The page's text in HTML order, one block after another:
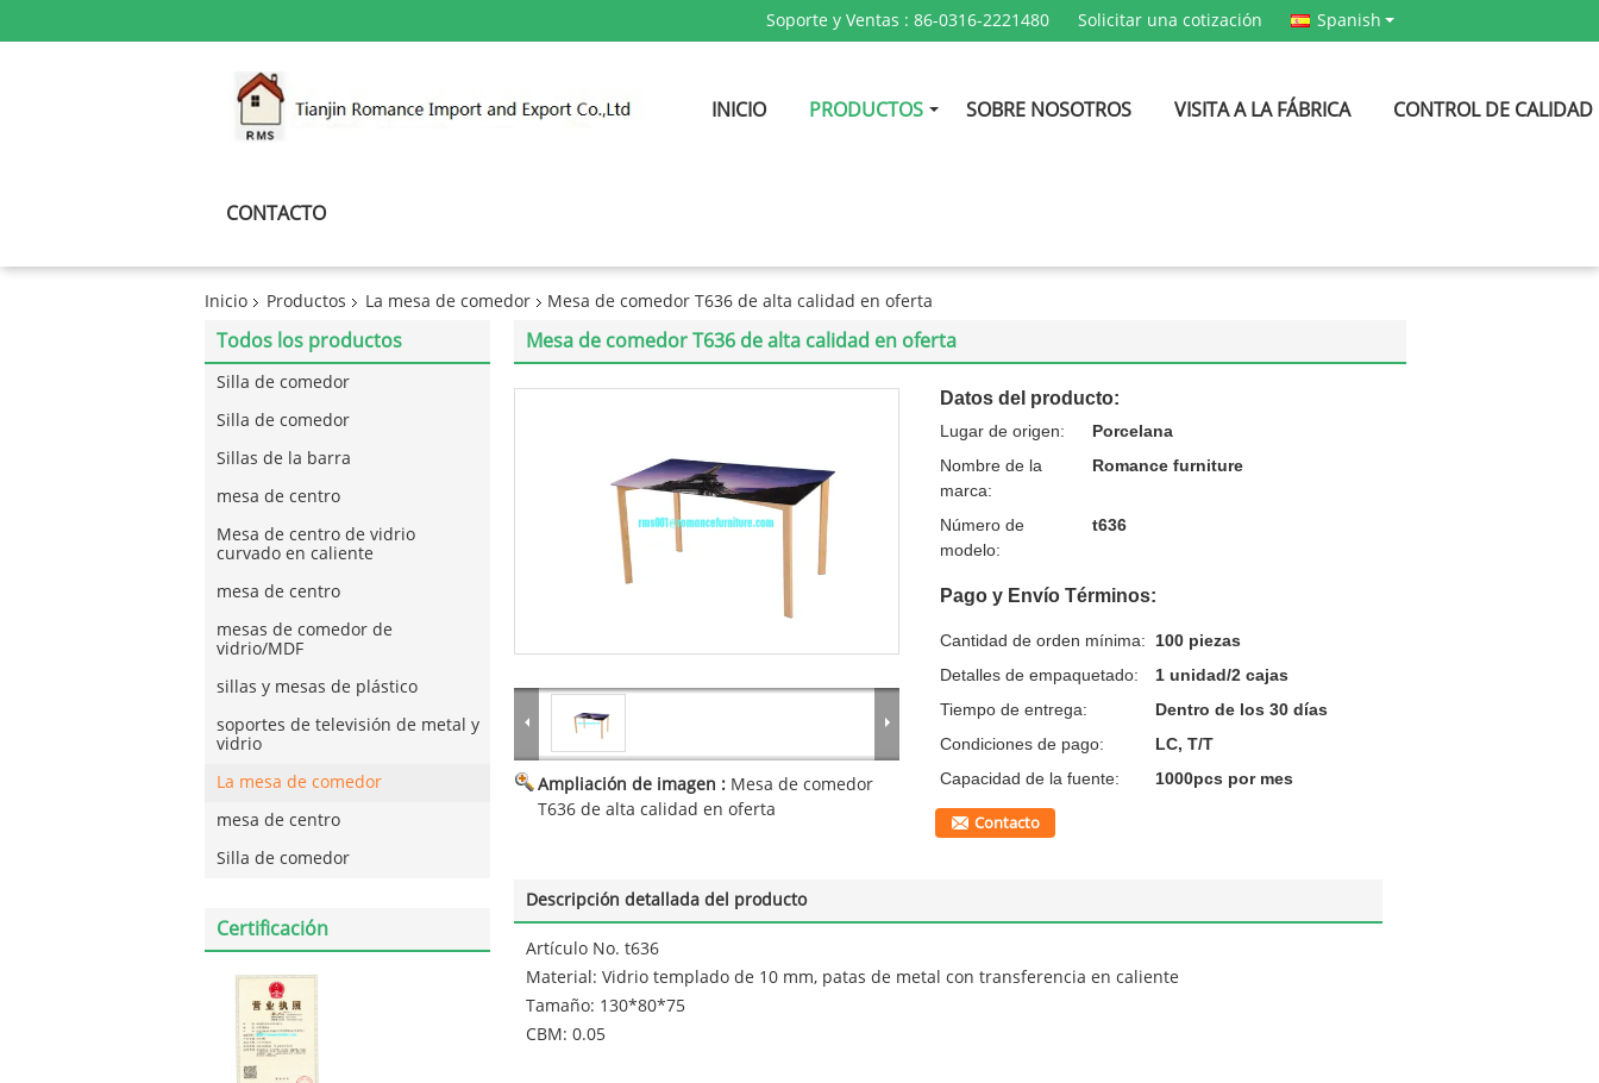
Soporte y Ventas : 86-0316-2221480 Solicitar una cotización Spanish
INICIO PRODUCTOS SOBRE NOSOTROS VISITA A LA FÁBRICA CONTROL DE CALIDAD
CONTACTO
Inicio Productos La mesa de comedor Mesa de comedor T636 de alta calidad en oferta
Todos los productos
Silla de comedor
Silla de comedor
Sillas de la barra
mesa de centro
Mesa de centro de vidrio
curvado en caliente
mesa de centro
mesas de comedor de
vidrio/MDF
sillas y mesas de plástico
soportes de televisión de metal y
vidrio
La mesa de comedor
mesa de centro
Silla de comedor
Certificación
Mesa de comedor T636 de alta calidad en oferta
Ampliación de imagen : Mesa de comedor
T636 de alta calidad en oferta
Datos del producto:
Lugar de origen:
Porcelana
Nombre de la
marca:
Romance furniture
Número de
modelo:
t636
Pago y Envío Términos:
Cantidad de orden mínima:
100 piezas
Detalles de empaquetado:
1 unidad/2 cajas
Tiempo de entrega:
Dentro de los 30 días
Condiciones de pago:
LC, T/T
Capacidad de la fuente:
1000pcs por mes
Contacto
Descripción detallada del producto
Artículo No. t636
Material: Vidrio templado de 10 mm, patas de metal con transferencia en caliente
Tamaño: 130*80*75
CBM: 0.05